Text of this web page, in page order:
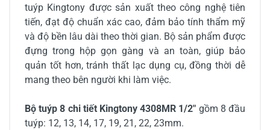
tuýp Kingtony được sản xuất theo công nghệ tiên
tiến, đạt độ chuẩn xác cao, đảm bảo tính thẩm mỹ
và độ bền lâu dài theo thời gian. Bộ sản phẩm được
đựng trong hộp gọn gàng và an toàn, giúp bảo
quản tốt hơn, tránh thất lạc dụng cụ, đồng thời dễ
mang theo bên người khi làm việc.
Bộ tuýp 8 chi tiết Kingtony 4308MR 1/2" gồm 8 đầu
tuýp: 12, 13, 14, 17, 19, 21, 22, 23mm.